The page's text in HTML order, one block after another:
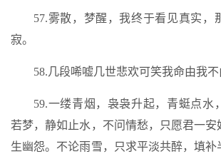
57.雾散，梦醒，我终于看见真实，
寂。
58.几段唏嘘几世悲欢可笑我命由我不
59.一缕青烟，袅袅升起，青蜓点水
若梦，静如止水，不问情愁，只愿君一安
生幽怨。不论雨雪，只求平淡共醉，填